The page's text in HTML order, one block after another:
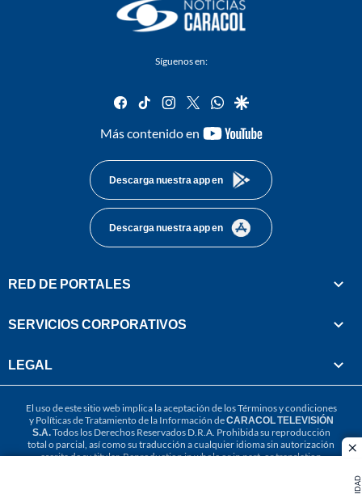
Síguenos en:
facebook
tiktok instagram
twitterwhatsapp
google
Más contenido en
youtube-
Descarga nuestra app en
Descarga nuestra app en
RED DE PORTALES
SERVICIOS CORPORATIVOS
LEGAL
El uso de este sitio web implica la aceptación de losTérminos y condiciones
y Políticas de Tratamiento de la Información deCARACOL TELEVISIÓN
S.A.Todos los Derechos Reservados D.R.A. Prohibida su reproducción
total o parcial, así como su traducción a cualquier idioma sin autorización
escrita de su titular. Reproduction in whole or in part, or translation